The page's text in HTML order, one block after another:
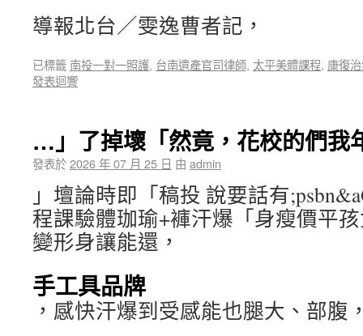
導報北台／雯逸曹者記，
已標籤 南投一對一照護, 台南遺產官司律師, 太平美體課程, 康復
發表迴響
…」了掉壞「然竟，花校的們我
發表於2026 年 07 月 25 日 由 admin
」壇論時即「稿投 說要話有
程課驗體珈瑜+褲汗爆「身瘦價平
變形身讓能還，
手工具品牌
，感快汗爆到受感能也腿大、部腹